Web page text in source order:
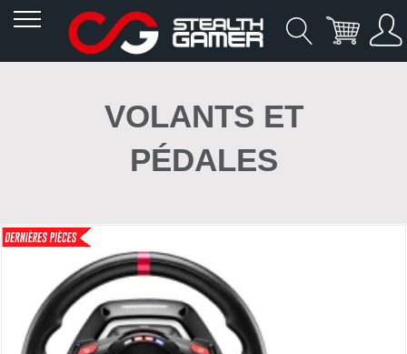
VOLANTS ET
PÉDALES